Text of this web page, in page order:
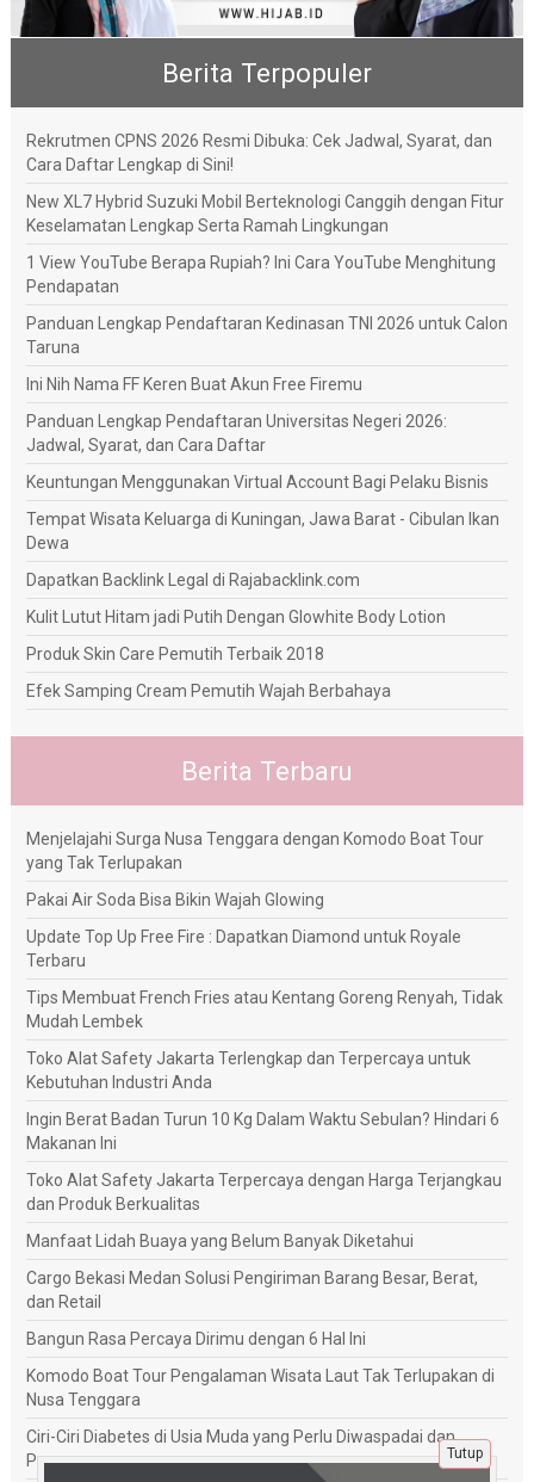
Berita Terpopuler
Rekrutmen CPNS 2026 Resmi Dibuka: Cek Jadwal, Syarat, dan
Cara Daftar Lengkap di Sini!
New XL7 Hybrid Suzuki Mobil Berteknologi Canggih dengan Fitur
Keselamatan Lengkap Serta Ramah Lingkungan
1 View YouTube Berapa Rupiah? Ini Cara YouTube Menghitung
Pendapatan
Panduan Lengkap Pendaftaran Kedinasan TNI 2026 untuk Calon
Taruna
Ini Nih Nama FF Keren Buat Akun Free Firemu
Panduan Lengkap Pendaftaran Universitas Negeri 2026:
Jadwal, Syarat, dan Cara Daftar
Keuntungan Menggunakan Virtual Account Bagi Pelaku Bisnis
Tempat Wisata Keluarga di Kuningan, Jawa Barat - Cibulan Ikan
Dewa
Dapatkan Backlink Legal di Rajabacklink.com
Kulit Lutut Hitam jadi Putih Dengan Glowhite Body Lotion
Produk Skin Care Pemutih Terbaik 2018
Efek Samping Cream Pemutih Wajah Berbahaya
Berita Terbaru
Menjelajahi Surga Nusa Tenggara dengan Komodo Boat Tour
yang Tak Terlupakan
Pakai Air Soda Bisa Bikin Wajah Glowing
Update Top Up Free Fire : Dapatkan Diamond untuk Royale
Terbaru
Tips Membuat French Fries atau Kentang Goreng Renyah, Tidak
Mudah Lembek
Toko Alat Safety Jakarta Terlengkap dan Terpercaya untuk
Kebutuhan Industri Anda
Ingin Berat Badan Turun 10 Kg Dalam Waktu Sebulan? Hindari 6
Makanan Ini
Toko Alat Safety Jakarta Terpercaya dengan Harga Terjangkau
dan Produk Berkualitas
Manfaat Lidah Buaya yang Belum Banyak Diketahui
Cargo Bekasi Medan Solusi Pengiriman Barang Besar, Berat,
dan Retail
Bangun Rasa Percaya Dirimu dengan 6 Hal Ini
Komodo Boat Tour Pengalaman Wisata Laut Tak Terlupakan di
Nusa Tenggara
Ciri-Ciri Diabetes di Usia Muda yang Perlu Diwaspadai dan
Penanganannya
Tutup